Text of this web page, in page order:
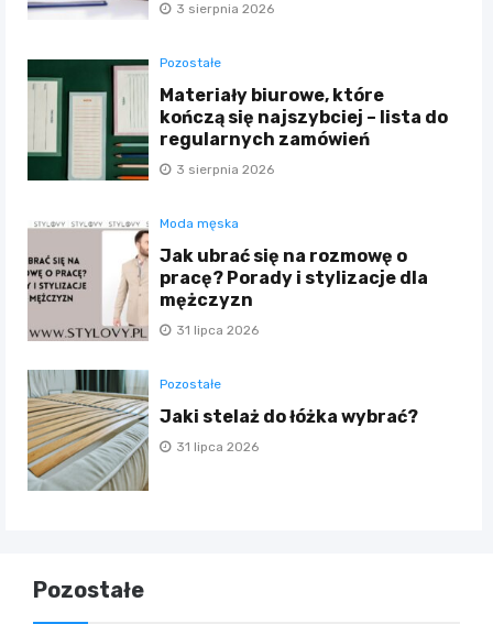
3 sierpnia 2026
Pozostałe
Materiały biurowe, które
kończą się najszybciej – lista do
regularnych zamówień
3 sierpnia 2026
Moda męska
Jak ubrać się na rozmowę o
pracę? Porady i stylizacje dla
mężczyzn
31 lipca 2026
Pozostałe
Jaki stelaż do łóżka wybrać?
31 lipca 2026
Pozostałe